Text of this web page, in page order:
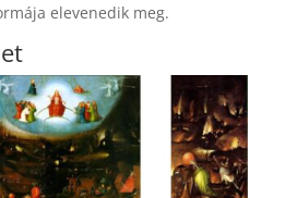
elevenedik meg.